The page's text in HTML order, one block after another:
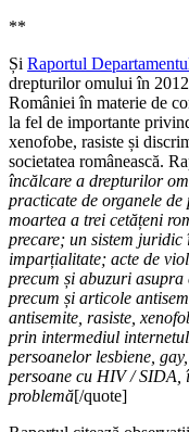
**
Și Raportul
drepturilor omului în
României în materie de
la fel de importante
xenofobe, rasiste și
societatea românească.
încălcare a drepturilor
practicate de organele de
moartea a trei cetățeni
precare; un sistem
imparțialitate; acte de
precum și abuzuri
precum și articole
antisemite, rasiste,
prin intermediul
persoanelor lesbiene,
persoane cu HIV / SIDA,
problemă[/quote]